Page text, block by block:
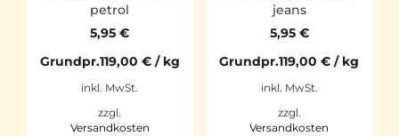
petrol
5,95€
Grundpr.119,00 €/ kg
inkl. MwSt.
zzgl.
Versandkosten
jeans
5,95 €
Grundpr.119,00€ / kg
inkl. MwSt.
zzgl.
Versandkosten